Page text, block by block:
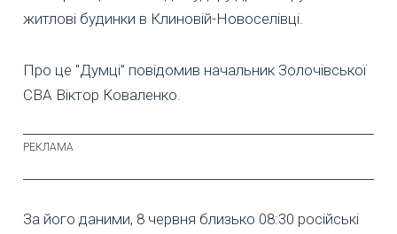
житлові будинки в Клиновій-Новоселівці.
Про це "Думці” повідомив начальник Золочівської
СВА Віктор Коваленко.
За його даними, 8 червня близько 08:30 російські